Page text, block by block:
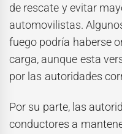
de rescate y evitar
automovilistas.
fuego podría haberse
carga, aunque esta
por las autoridades
Por su parte, las
conductores a